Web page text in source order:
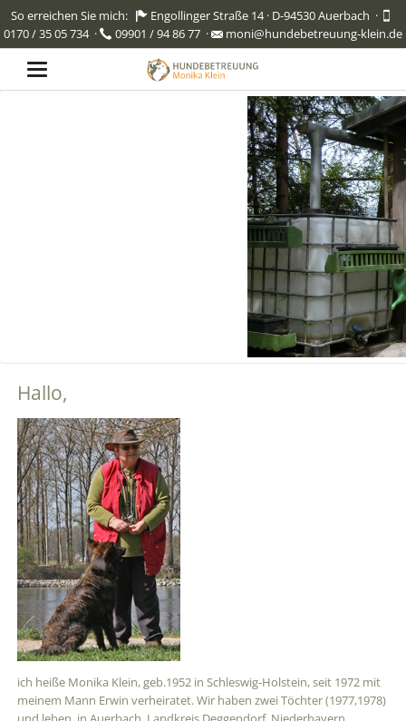
So erreichen Sie mich: Engollinger Straße 14 · D-94530 Auerbach ·
0170 / 35 05 734· 09901 / 94 86 77· moni@hundebetreuung-klein.de
Hallo,
ich heiße Monika Klein, geb.1952 in Schleswig-Holstein, seit 1972 mit
meinem Mann Erwin verheiratet. Wir haben zwei Töchter (1977,1978)